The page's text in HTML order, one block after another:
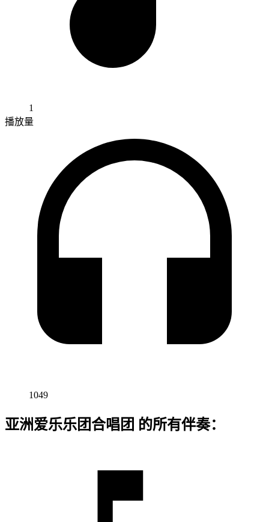
1
播放量
1049
亚洲爱乐乐团合唱团 的所有伴奏：